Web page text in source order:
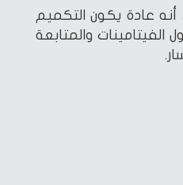
عادة يكون التكميم
الفيتامينات والمتابعة